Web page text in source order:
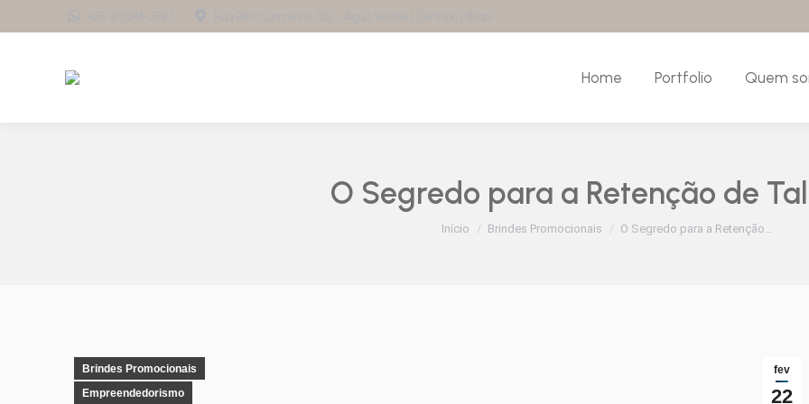
Home Portfolio Quem
O Segredo para a Retenção de
Você está aqui:
Início Brindes Promocionais O Segredo para a Retenção…
fev
22
Brindes Promocionais
Empreendedorismo